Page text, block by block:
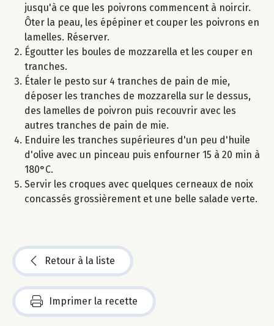
jusqu'à ce que les poivrons commencent à noircir.
Ôter la peau, les épépiner et couper les poivrons en
lamelles. Réserver.
Égoutter les boules de mozzarella et les couper en
tranches.
Étaler le pesto sur 4 tranches de pain de mie,
déposer les tranches de mozzarella sur le dessus,
des lamelles de poivron puis recouvrir avec les
autres tranches de pain de mie.
Enduire les tranches supérieures d'un peu d'huile
d'olive avec un pinceau puis enfourner 15 à 20 min à
180°C.
Servir les croques avec quelques cerneaux de noix
concassés grossièrement et une belle salade verte.
Retour à la liste
Imprimer la recette